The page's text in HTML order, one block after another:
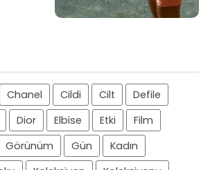
Chanel Cildi Cilt
Defile
Dior Elbise Etki
Film
Görünüm Gün
Kadın